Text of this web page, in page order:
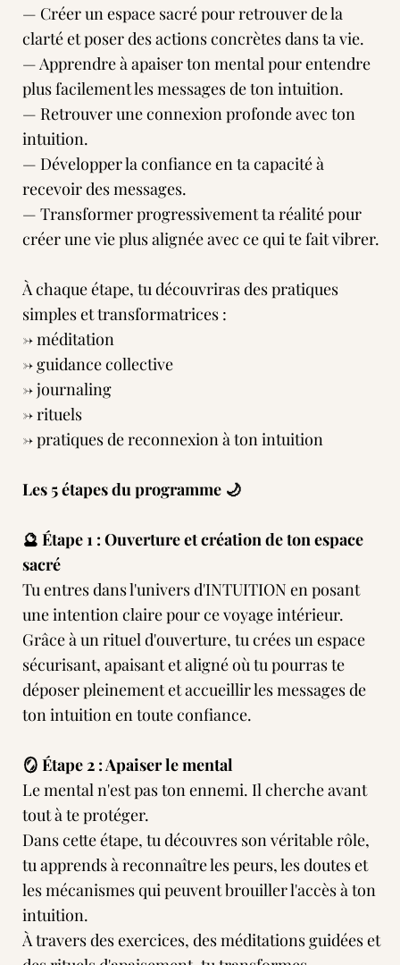
— Créer un espace sacré pour retrouver de la
clarté et poser des actions concrètes dans ta vie.
— Apprendre à apaiser ton mental pour entendre
plus facilement les messages de ton intuition.
— Retrouver une connexion profonde avec ton
intuition.
— Développer la confiance en ta capacité à
recevoir des messages.
— Transformer progressivement ta réalité pour
créer une vie plus alignée avec ce qui te fait vibrer.
À chaque étape, tu découvriras des pratiques
simples et transformatrices :
→ méditation
→ guidance collective
→ journaling
→ rituels
→ pratiques de reconnexion à ton intuition
Les 5 étapes du programme 🌙
🔮 Étape 1 : Ouverture et création de ton espace
sacré
Tu entres dans l'univers d'INTUITION en posant
une intention claire pour ce voyage intérieur.
Grâce à un rituel d'ouverture, tu crées un espace
sécurisant, apaisant et aligné où tu pourras te
déposer pleinement et accueillir les messages de
ton intuition en toute confiance.
🪞 Étape 2 : Apaiser le mental
Le mental n'est pas ton ennemi. Il cherche avant
tout à te protéger.
Dans cette étape, tu découvres son véritable rôle,
tu apprends à reconnaître les peurs, les doutes et
les mécanismes qui peuvent brouiller l'accès à ton
intuition.
À travers des exercices, des méditations guidées et